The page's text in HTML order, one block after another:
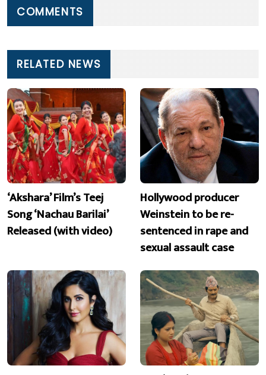
COMMENTS
RELATED NEWS
‘Akshara’ Film’s Teej
Song ‘Nachau Barilai’
Released (with video)
Hollywood producer
Weinstein to be re-
sentenced in rape and
sexual assault case